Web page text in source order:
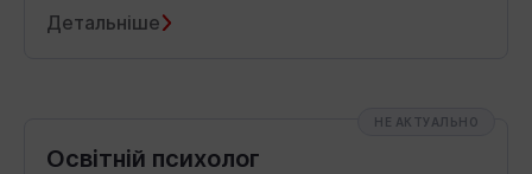
Детальніше
Освітній психолог
НЕ АКТУАЛЬНО